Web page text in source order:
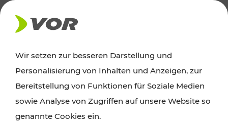
AKTUELLES
Ausflugstipps
Wien, Niederösterreich und das Burgenland
Wir setzen zur besseren Darstellung und
Personalisierung von Inhalten und Anzeigen, zur
Bereitstellung von Funktionen für Soziale Medien
sowie Analyse von Zugriffen auf unsere Website so
genannte Cookies ein.